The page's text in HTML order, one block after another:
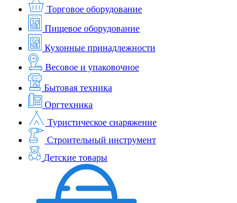
Торговое оборудование
Пищевое оборудование
Кухонные принадлежности
Весовое и упаковочное
Бытовая техника
Оргтехника
Туристическое снаряжение
Строительный инструмент
Детские товары